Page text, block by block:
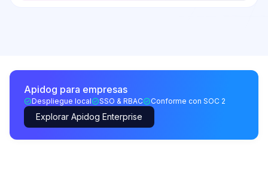
Apidog para empresas
Despliegue local SSO & RBAC Conforme con SOC 2
Explorar Apidog Enterprise